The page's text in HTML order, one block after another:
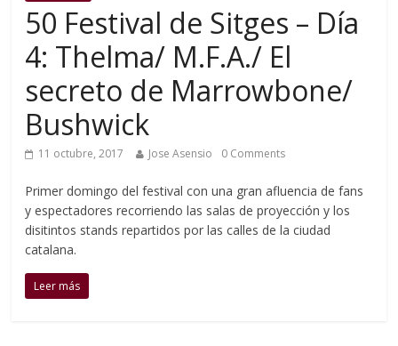
50 Festival de Sitges – Día
4: Thelma/ M.F.A./ El
secreto de Marrowbone/
Bushwick
11 octubre, 2017 Jose Asensio 0 Comments
Primer domingo del festival con una gran afluencia de fans
y espectadores recorriendo las salas de proyección y los
disitintos stands repartidos por las calles de la ciudad
catalana.
Leer más